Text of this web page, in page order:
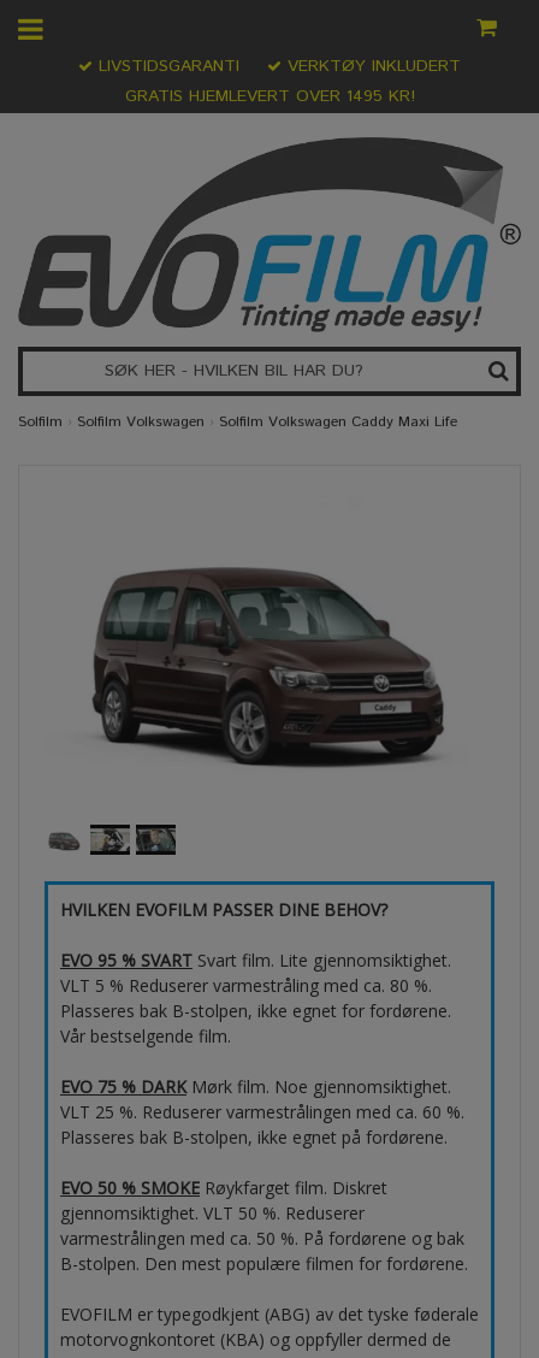
GRATIS HJEMLEVERT OVER 1495 KR!
LIVSTIDSGARANTI VERKTØY INKLUDERT
Solfilm › Solfilm Volkswagen › Solfilm Volkswagen Caddy Maxi Life
HVILKEN EVOFILM PASSER DINE BEHOV?
EVO 95 % SVART Svart film. Lite gjennomsiktighet.
VLT 5 % Reduserer varmestråling med ca. 80 %.
Plasseres bak B-stolpen, ikke egnet for fordørene.
Vår bestselgende film.
EVO 75 % DARKMørk film. Noe gjennomsiktighet.
VLT 25 %. Reduserer varmestrålingen med ca. 60 %.
Plasseres bak B-stolpen, ikke egnet på fordørene.
EVO 50 % SMOKE Røykfarget film. Diskret
gjennomsiktighet. VLT 50 %. Reduserer
varmestrålingen med ca. 50 %. På fordørene og bak
B-stolpen. Den mest populære filmen for fordørene.
EVOFILM er typegodkjent (ABG) av det tyske føderale
motorvognkontoret (KBA) og oppfyller dermed de